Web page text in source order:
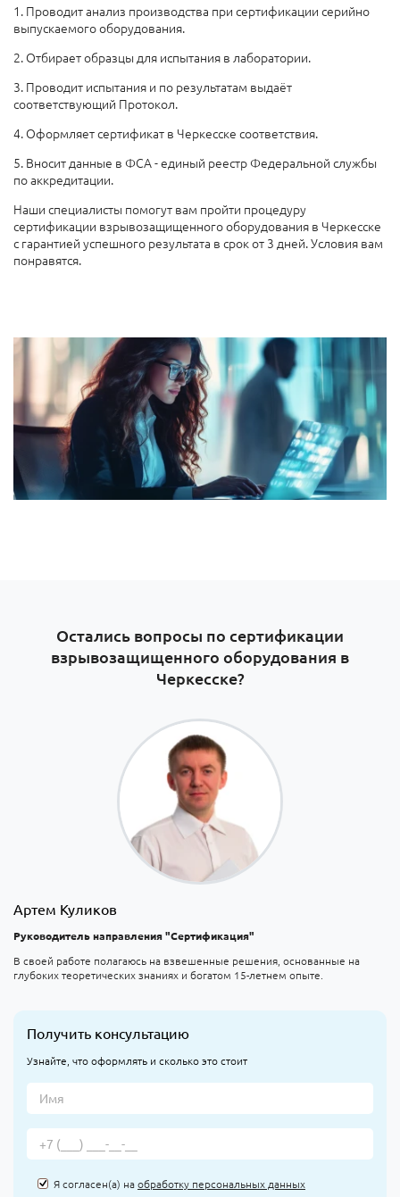
1. Проводит анализ производства при сертификации серийно
выпускаемого оборудования.
2. Отбирает образцы для испытания в лаборатории.
3. Проводит испытания и по результатам выдаёт
соответствующий Протокол.
4. Оформляет сертификат в Черкесске соответствия.
5. Вносит данные в ФСА - единый реестр Федеральной службы
по аккредитации.
Наши специалисты помогут вам пройти процедуру
сертификации взрывозащищенного оборудования в Черкесске
с гарантией успешного результата в срок от 3 дней. Условия вам
понравятся.
Остались вопросы по сертификации
взрывозащищенного оборудования в
Черкесске?
Артем Куликов
Руководитель направления "Сертификация"
В своей работе полагаюсь на взвешенные решения, основанные на
глубоких теоретических знаниях и богатом 15-летнем опыте.
Получить консультацию
Узнайте, что оформлять и сколько это стоит
Я согласен(а) наобработку персональных данных